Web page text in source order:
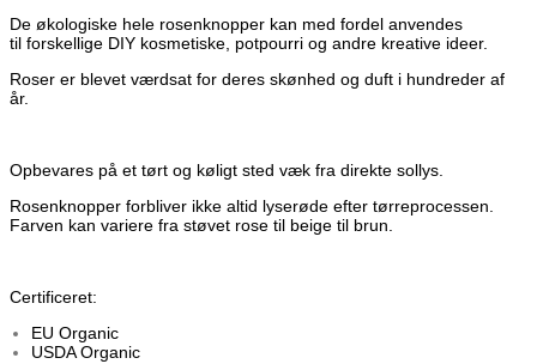
De økologiske hele rosenknopper kan med fordel anvendes
til forskellige DIY kosmetiske, potpourri og andre kreative ideer.
Roser er blevet værdsat for deres skønhed og duft i hundreder af
år.
Opbevares på et tørt og køligt sted væk fra direkte sollys.
Rosenknopper forbliver ikke altid lyserøde efter tørreprocessen.
Farven kan variere fra støvet rose til beige til brun.
Certificeret:
EU Organic
USDA Organic